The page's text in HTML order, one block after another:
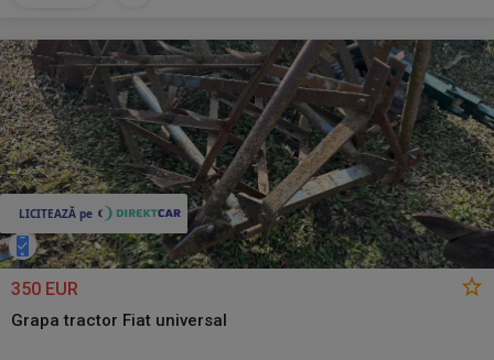
350 EUR
Grapa tractor Fiat universal